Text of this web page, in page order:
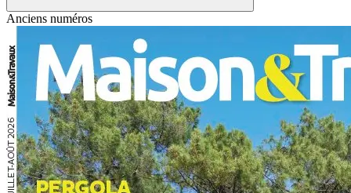
Anciens numéros